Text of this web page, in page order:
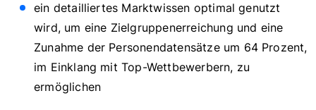
ein detailliertes Marktwissen optimal genutzt
wird, um eine Zielgruppenerreichung und eine
Zunahme der Personendatensätze um 64 Prozent,
im Einklang mit Top-Wettbewerbern, zu
ermöglichen